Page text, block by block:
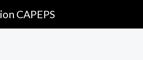
CAPEPS